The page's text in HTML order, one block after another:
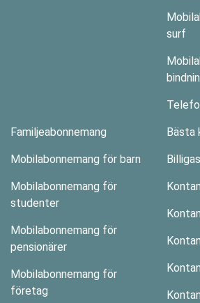
surf
Familjeabonnemang
Mobilabonnemang för barn
Mobilabonnemang för
studenter
Mobilabonnemang för
pensionärer
Mobilabonnemang för
företag
Bästa